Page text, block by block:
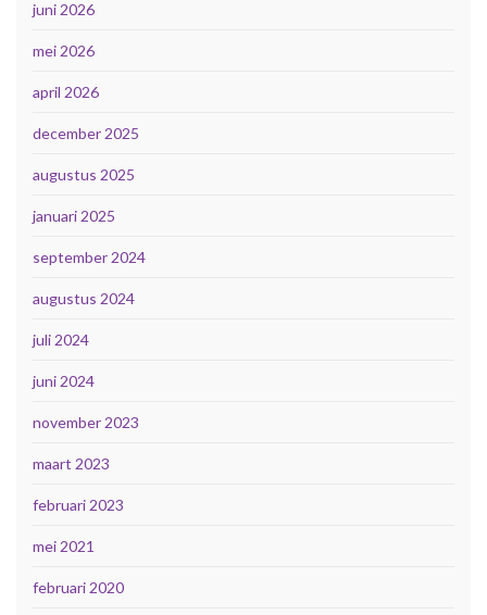
juni 2026
mei 2026
april 2026
december 2025
augustus 2025
januari 2025
september 2024
augustus 2024
juli 2024
juni 2024
november 2023
maart 2023
februari 2023
mei 2021
februari 2020